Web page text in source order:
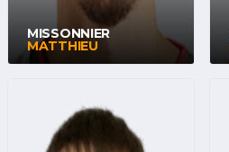
MISSONNIER
MATTHIEU